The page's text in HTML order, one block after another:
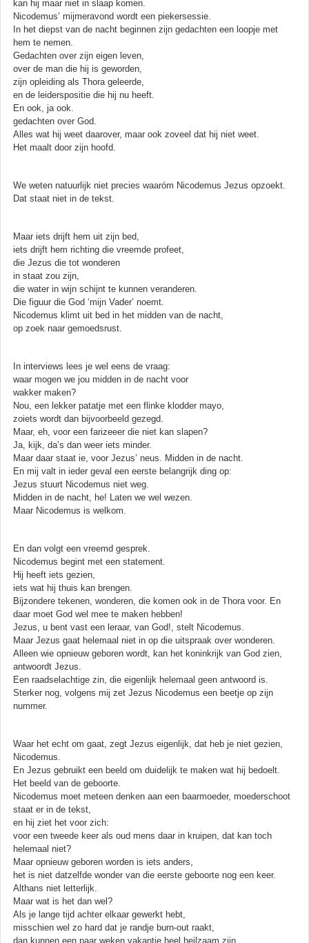
kan hij maar niet in slaap komen.
Nicodemus’ mijmeravond wordt een piekersessie.
In het diepst van de nacht beginnen zijn gedachten een loopje met
hem te nemen.
Gedachten over zijn eigen leven,
over de man die hij is geworden,
zijn opleiding als Thora geleerde,
en de leiderspositie die hij nu heeft.
En ook, ja ook.
gedachten over God.
Alles wat hij weet daarover, maar ook zoveel dat hij niet weet.
Het maalt door zijn hoofd.
We weten natuurlijk niet precies waaróm Nicodemus Jezus opzoekt.
Dat staat niet in de tekst.
Maar iets drijft hem uit zijn bed,
iets drijft hem richting die vreemde profeet,
die Jezus die tot wonderen
in staat zou zijn,
die water in wijn schijnt te kunnen veranderen.
Die figuur die God ‘mijn Vader’ noemt.
Nicodemus klimt uit bed in het midden van de nacht,
op zoek naar gemoedsrust.
In interviews lees je wel eens de vraag:
waar mogen we jou midden in de nacht voor
wakker maken?
Nou, een lekker patatje met een flinke klodder mayo,
zoiets wordt dan bijvoorbeeld gezegd.
Maar, eh, voor een farizeeer die niet kan slapen?
Ja, kijk, da’s dan weer iets minder.
Maar daar staat ie, voor Jezus’ neus. Midden in de nacht.
En mij valt in ieder geval een eerste belangrijk ding op:
Jezus stuurt Nicodemus niet weg.
Midden in de nacht, he! Laten we wel wezen.
Maar Nicodemus is welkom.
En dan volgt een vreemd gesprek.
Nicodemus begint met een statement.
Hij heeft iets gezien,
iets wat hij thuis kan brengen.
Bijzondere tekenen, wonderen, die komen ook in de Thora voor. En
daar moet God wel mee te maken hebben!
Jezus, u bent vast een leraar, van God!, stelt Nicodemus.
Maar Jezus gaat helemaal niet in op die uitspraak over wonderen.
Alleen wie opnieuw geboren wordt, kan het koninkrijk van God zien,
antwoordt Jezus.
Een raadselachtige zin, die eigenlijk helemaal geen antwoord is.
Sterker nog, volgens mij zet Jezus Nicodemus een beetje op zijn
nummer.
Waar het echt om gaat, zegt Jezus eigenlijk, dat heb je niet gezien,
Nicodemus.
En Jezus gebruikt een beeld om duidelijk te maken wat hij bedoelt.
Het beeld van de geboorte.
Nicodemus moet meteen denken aan een baarmoeder, moederschoot
staat er in de tekst,
en hij ziet het voor zich:
voor een tweede keer als oud mens daar in kruipen, dat kan toch
helemaal niet?
Maar opnieuw geboren worden is iets anders,
het is niet datzelfde wonder van die eerste geboorte nog een keer.
Althans niet letterlijk.
Maar wat is het dan wel?
Als je lange tijd achter elkaar gewerkt hebt,
misschien wel zo hard dat je randje burn-out raakt,
dan kunnen een paar weken vakantie heel heilzaam zijn.